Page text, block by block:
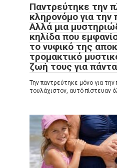
Παντρεύτηκε την
κληρονόμο για την
Αλλά μια
κηλίδα που
το νυφικό της
τρομακτικό
ζωή τους για
Την παντρεύτηκε μόνο για την
τουλάχιστον, αυτό πίστευαν